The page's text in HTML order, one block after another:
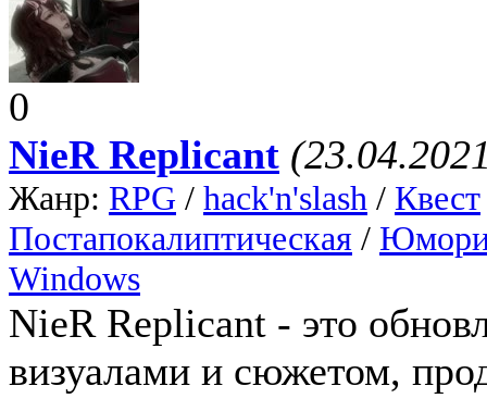
0
NieR Replicant
Жанр: RPG / hack'n'slash / Квест
Постапокалиптическая /
Windows
NieR Replicant - это
визуалами и сюжетом,